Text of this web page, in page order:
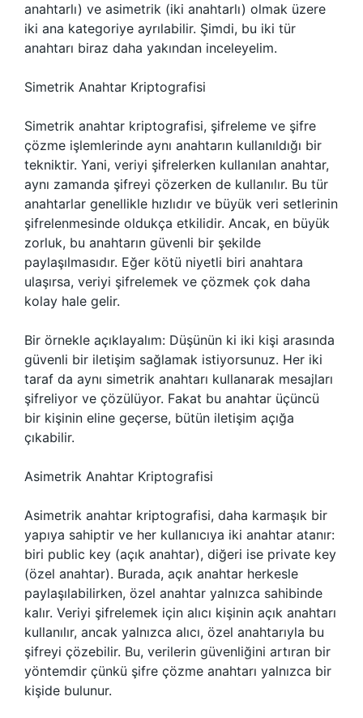
anahtarlı) ve asimetrik (iki anahtarlı) olmak üzere
iki ana kategoriye ayrılabilir. Şimdi, bu iki tür
anahtarı biraz daha yakından inceleyelim.
Simetrik Anahtar Kriptografisi
Simetrik anahtar kriptografisi, şifreleme ve şifre
çözme işlemlerinde aynı anahtarın kullanıldığı bir
tekniktir. Yani, veriyi şifrelerken kullanılan anahtar,
aynı zamanda şifreyi çözerken de kullanılır. Bu tür
anahtarlar genellikle hızlıdır ve büyük veri setlerinin
şifrelenmesinde oldukça etkilidir. Ancak, en büyük
zorluk, bu anahtarın güvenli bir şekilde
paylaşılmasıdır. Eğer kötü niyetli biri anahtara
ulaşırsa, veriyi şifrelemek ve çözmek çok daha
kolay hale gelir.
Bir örnekle açıklayalım: Düşünün ki iki kişi arasında
güvenli bir iletişim sağlamak istiyorsunuz. Her iki
taraf da aynı simetrik anahtarı kullanarak mesajları
şifreliyor ve çözülüyor. Fakat bu anahtar üçüncü
bir kişinin eline geçerse, bütün iletişim açığa
çıkabilir.
Asimetrik Anahtar Kriptografisi
Asimetrik anahtar kriptografisi, daha karmaşık bir
yapıya sahiptir ve her kullanıcıya iki anahtar atanır:
biri public key (açık anahtar), diğeri ise private key
(özel anahtar). Burada, açık anahtar herkesle
paylaşılabilirken, özel anahtar yalnızca sahibinde
kalır. Veriyi şifrelemek için alıcı kişinin açık anahtarı
kullanılır, ancak yalnızca alıcı, özel anahtarıyla bu
şifreyi çözebilir. Bu, verilerin güvenliğini artıran bir
yöntemdir çünkü şifre çözme anahtarı yalnızca bir
kişide bulunur.